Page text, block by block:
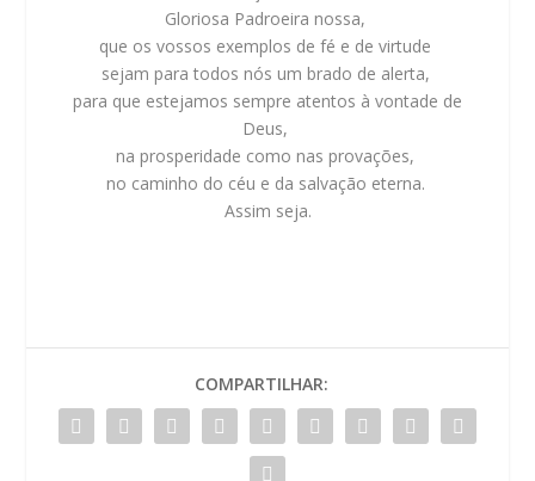
Gloriosa Padroeira nossa,
que os vossos exemplos de fé e de virtude
sejam para todos nós um brado de alerta,
para que estejamos sempre atentos à vontade de
Deus,
na prosperidade como nas provações,
no caminho do céu e da salvação eterna.
Assim seja.
COMPARTILHAR: